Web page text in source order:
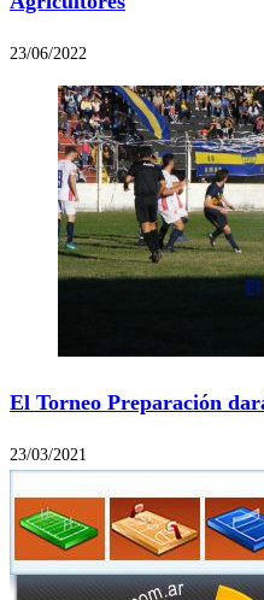
23/06/2022
El Torneo Preparación
23/03/2021